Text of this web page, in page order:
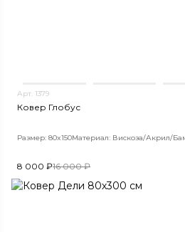
Арт. 1379
Ковер Глобус
Размер: 80x150Материал: Вискоза/Акрил/
8 000 ₽16 000 ₽